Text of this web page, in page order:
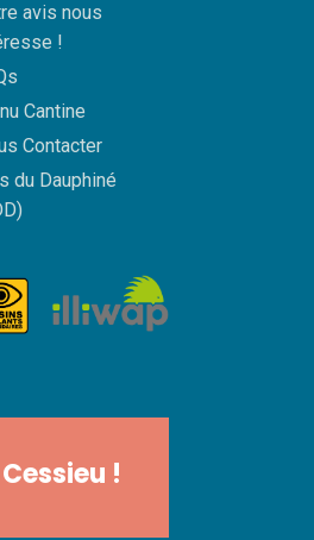
avis nous
!
Cantine
Contacter
du Dauphiné
!